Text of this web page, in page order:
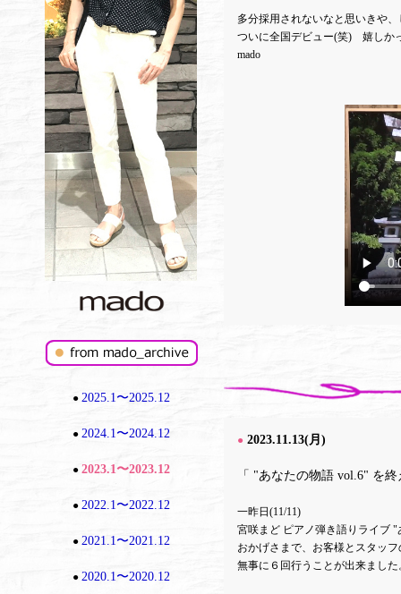
● 2025.1〜2025.12
● 2024.1〜2024.12
● 2023.1〜2023.12
● 2022.1〜2022.12
● 2021.1〜2021.12
● 2020.1〜2020.12
多分採用されないなと思いきや
ついに全国デビュー(笑) 嬉しか
mado
● 2023.11.13(月)
「 "あなたの物語 vol.6" を
一昨日(11/11)
宮咲まど ピアノ弾き語りライブ
おかげさまで、お客様とスタッ
無事に６回行うことが出来ました